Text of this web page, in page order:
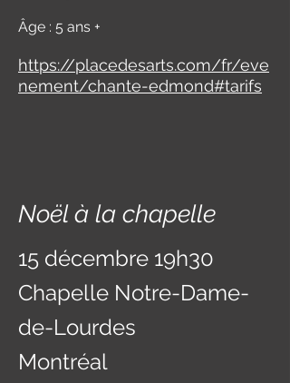
Âge : 5 ans +
https://placedesarts.com/fr/eve
nement/chante-edmond#tarifs
Noël à la chapelle
15 décembre 19h30
Chapelle Notre-Dame-
de-Lourdes
Montréal